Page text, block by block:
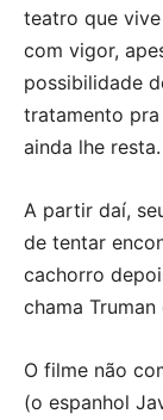
teatro que vive
com vigor,
possibilidade
tratamento
ainda lhe resta.
A partir daí,
de tentar
cachorro
chama
O filme não
(o espanhol